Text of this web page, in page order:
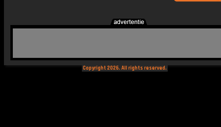
Copyright 2026. All rights reserved.